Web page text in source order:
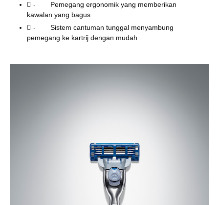
-
Pemegang ergonomik yang memberikan
kawalan yang bagus
-
Sistem cantuman tunggal menyambung
pemegang ke kartrij dengan mudah